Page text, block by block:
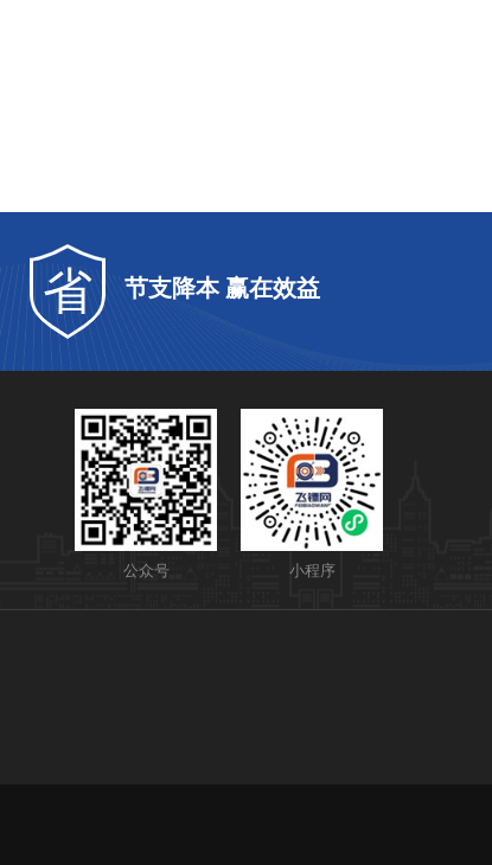
省 节支降本 赢在效益
公众号 小程序